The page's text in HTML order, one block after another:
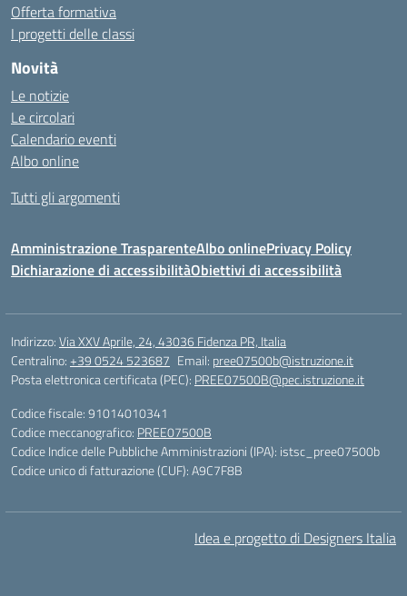
Offerta formativa
I progetti delle classi
Novità
Le notizie
Le circolari
Calendario eventi
Albo online
Tutti gli argomenti
Amministrazione TrasparenteAlbo onlinePrivacy Policy
Dichiarazione di accessibilitàObiettivi di accessibilità
Indirizzo:Via XXV Aprile, 24, 43036 Fidenza PR, Italia
Centralino:+39 0524 523687 Email: pree07500b@istruzione.it
Posta elettronica certificata (PEC): PREE07500B@pec.istruzione.it
Codice fiscale: 91014010341
Codice meccanografico: PREE07500B
Codice Indice delle Pubbliche Amministrazioni (IPA): istsc_pree07500b
Codice unico di fatturazione (CUF): A9C7F8B
Idea e progetto di Designers Italia